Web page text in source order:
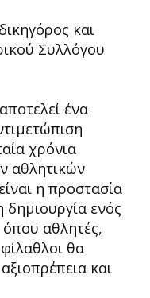
και
Συλλόγου
ένα
χρόνια
αθλητικών
η προστασία
δημιουργία ενός
αθλητές,
θα
και